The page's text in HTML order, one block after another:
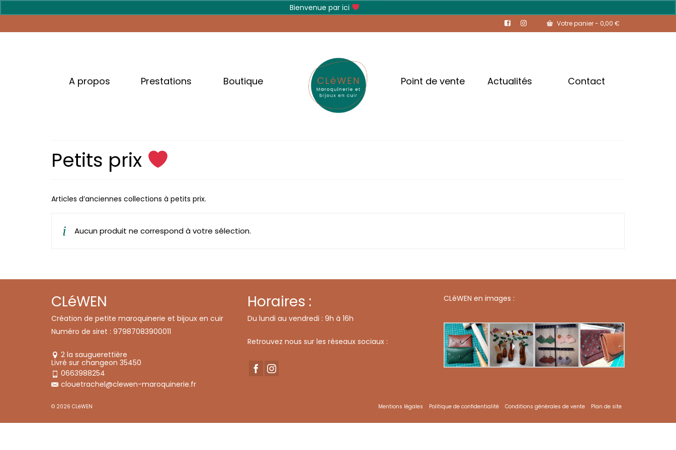
Votre panier- 0,00 €
A propos Prestations Boutique Point de vente Actualités Contact
Petits prix
Articles d’anciennes collections à petits prix.
Aucun produit ne correspond à votre sélection.
CLéWEN
Création de petite maroquinerie et bijoux en cuir
Numéro de siret : 97987083900011
2 la sauguerettière
Livré sur changeon 35450
0663988254
clouetrachel@clewen-maroquinerie.fr
Horaires :
Du lundi au vendredi : 9h à 16h
Retrouvez nous sur les réseaux sociaux :
CLéWEN en images :
Mentions légales Politique de confidentialité Conditions générales de vente Plan de site
© 2026 CLéWEN
Bienvenue par ici